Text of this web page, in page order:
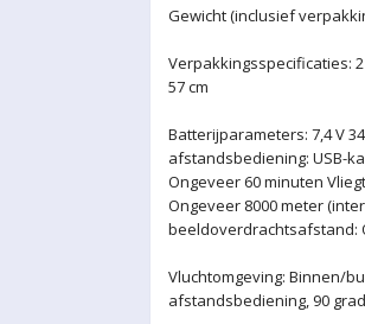
Gewicht (inclusief
Verpakkingsspecificaties:
57 cm
Batterijparameters: 7,4 V
afstandsbediening: USB-
Ongeveer 60 minuten
Ongeveer 8000 meter
beeldoverdrachtsafstand:
Vluchtomgeving: Binnen/
afstandsbediening, 90